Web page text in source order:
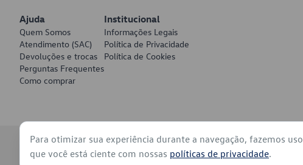
Santana 1984 - 2006
Saveiro 1981 - 1996
Saveiro 2003 - 2006
Voyage 1982 - 1995
Ajuda
Quem Somos
Atendimento (SAC)
Devoluções e trocas
Perguntas Frequentes
Como comprar
Institucional
Informações Legais
Política de Privacidade
Política de Cookies
© 2026 - Volkswagen do Brasil - Todos os direitos reservados
Para otimizar sua experiência durante a navegação, fazemos
que você está ciente com nossas políticas de privacidade.